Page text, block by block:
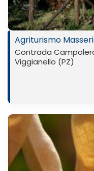
Agriturismo
Contrada
Viggianello (PZ)